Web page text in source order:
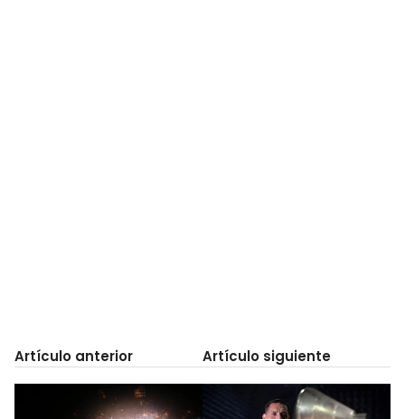
Artículo anterior Artículo siguiente